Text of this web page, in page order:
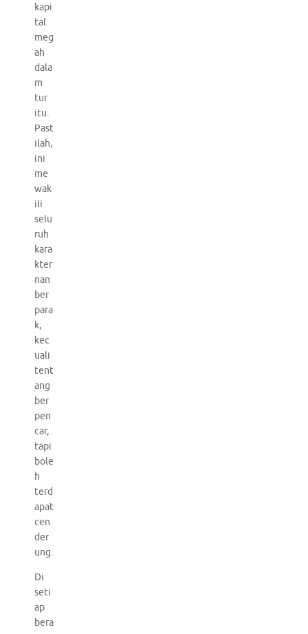
kapi
tal
meg
ah
dala
m
tur
itu.
Past
ilah,
ini
me
wak
ili
selu
ruh
kara
kter
nan
ber
para
k,
kec
uali
tent
ang
ber
pen
car,
tapi
bole
h
terd
apat
cen
der
ung.
Di
seti
ap
bera